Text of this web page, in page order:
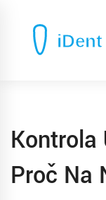
Kontrola
Proč Na